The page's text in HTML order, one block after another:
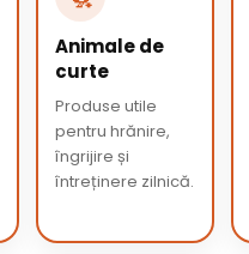
Animale de
curte
Produse utile
pentru hrănire,
îngrijire și
întreținere zilnică.